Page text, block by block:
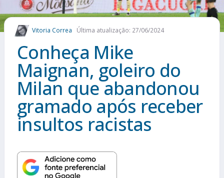
COMO APOSTAR
MAIS ESPORTES
Vitoria Correa Última atualização: 27/06/2024
Conheça Mike
Maignan, goleiro do
Milan que abandonou
gramado após receber
insultos racistas